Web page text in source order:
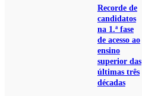
Recorde de
candidatos
na 1.ª fase
de acesso ao
ensino
superior das
últimas três
décadas